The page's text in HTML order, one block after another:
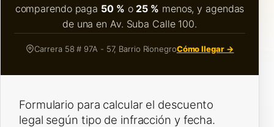
comparendo paga 50 % o 25 % menos, y agendas
de una en Av. Suba Calle 100.
Carrera 58 # 97A - 57, Barrio RionegroCómo llegar →
Formulario para calcular el descuento
legal según tipo de infracción y fecha.